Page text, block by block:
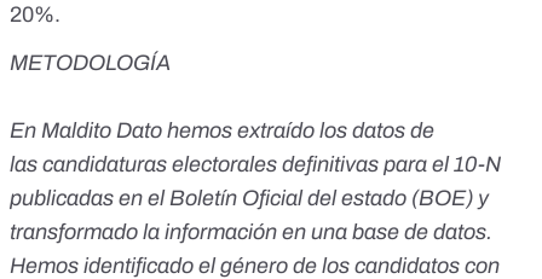
20%.
METODOLOGÍA
En Maldito Dato hemos extraído los datos de
las candidaturas electorales definitivas para el 10-N
publicadas en el Boletín Oficial del estado (BOE) y
transformado la información en una base de datos.
Hemos identificado el género de los candidatos con